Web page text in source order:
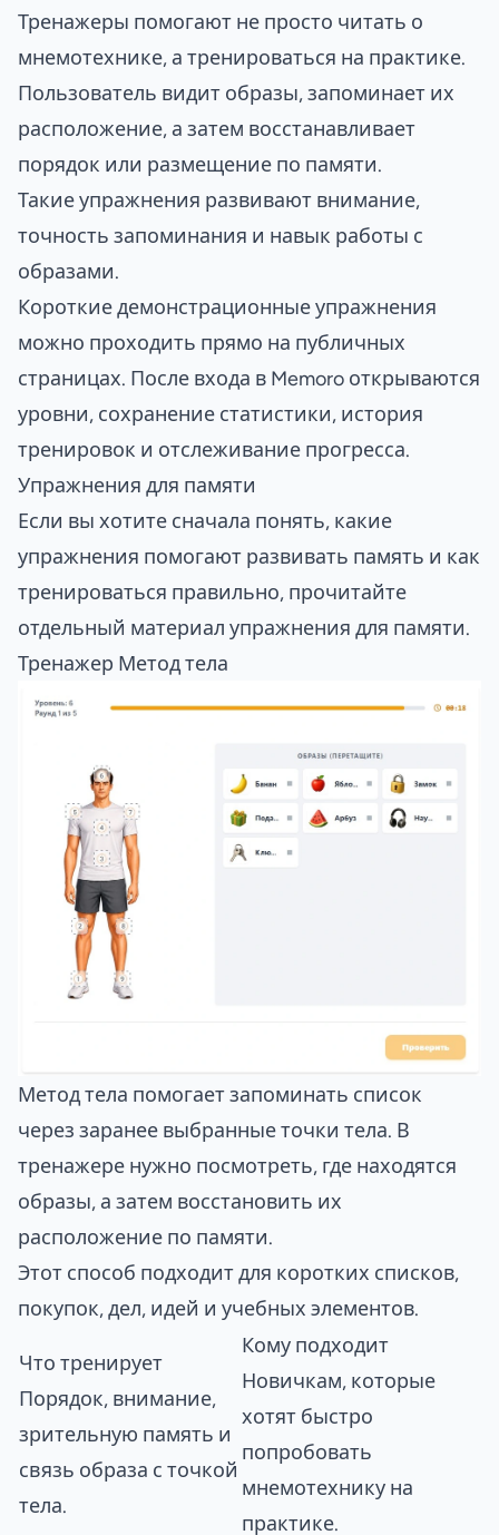
Тренажеры помогают не просто читать о
мнемотехнике, а тренироваться на практике.
Пользователь видит образы, запоминает их
расположение, а затем восстанавливает
порядок или размещение по памяти.
Такие упражнения развивают внимание,
точность запоминания и навык работы с
образами.
Короткие демонстрационные упражнения
можно проходить прямо на публичных
страницах. После входа в Memoro открываются
уровни, сохранение статистики, история
тренировок и отслеживание прогресса.
Упражнения для памяти
Если вы хотите сначала понять, какие
упражнения помогают развивать память и как
тренироваться правильно, прочитайте
отдельный материал упражнения для памяти
Тренажер Метод тела
Метод тела помогает запоминать список
через заранее выбранные точки тела. В
тренажере нужно посмотреть, где находятся
образы, а затем восстановить их
расположение по памяти.
Этот способ подходит для коротких списков,
покупок, дел, идей и учебных элементов.
Что тренирует
Порядок, внимание,
зрительную память и
связь образа с точкой
тела.
Кому подходит
Новичкам, которые
хотят быстро
попробовать
мнемотехнику на
практике.